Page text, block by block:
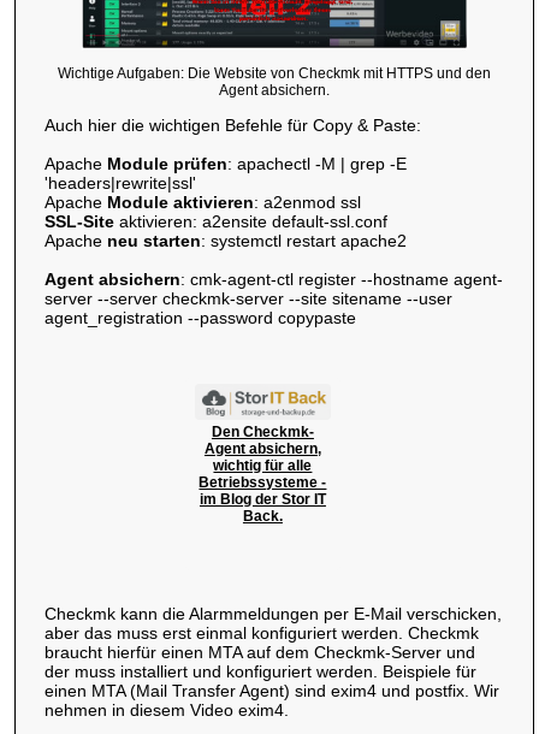
Wichtige Aufgaben: Die Website von Checkmk mit HTTPS und den
Agent absichern.
Auch hier die wichtigen Befehle für Copy & Paste:
Apache Module prüfen: apachectl -M | grep -E
'headers|rewrite|ssl'
Apache Module aktivieren: a2enmod ssl
SSL-Siteaktivieren: a2ensite default-ssl.conf
Apache neu starten: systemctl restart apache2
Agent absichern: cmk-agent-ctl register --hostname agent-
server --server checkmk-server --site sitename --user
agent_registration --password copypaste
Den Checkmk-
Agent absichern,
wichtig für alle
Betriebssysteme -
im Blog der Stor IT
Back.
Checkmk kann die Alarmmeldungen per E-Mail verschicken,
aber das muss erst einmal konfiguriert werden. Checkmk
braucht hierfür einen MTA auf dem Checkmk-Server und
der muss installiert und konfiguriert werden. Beispiele für
einen MTA (Mail Transfer Agent) sind exim4 und postfix. Wir
nehmen in diesem Video exim4.